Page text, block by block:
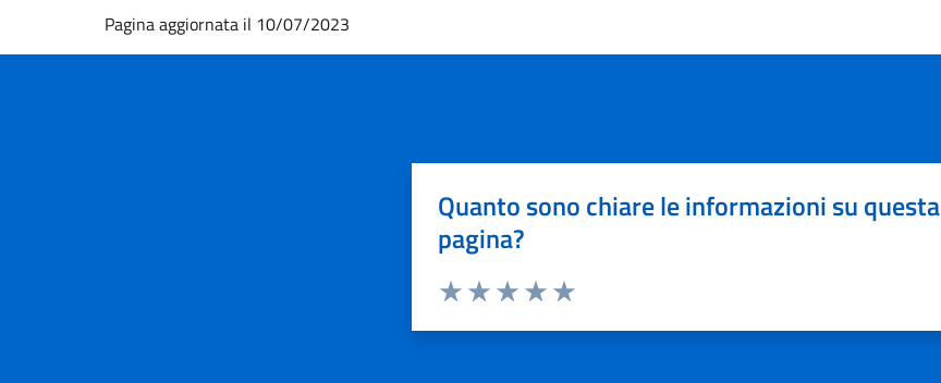
Pagina aggiornata il 10/07/2023
Quanto sono chiare le informazioni su questa
pagina?